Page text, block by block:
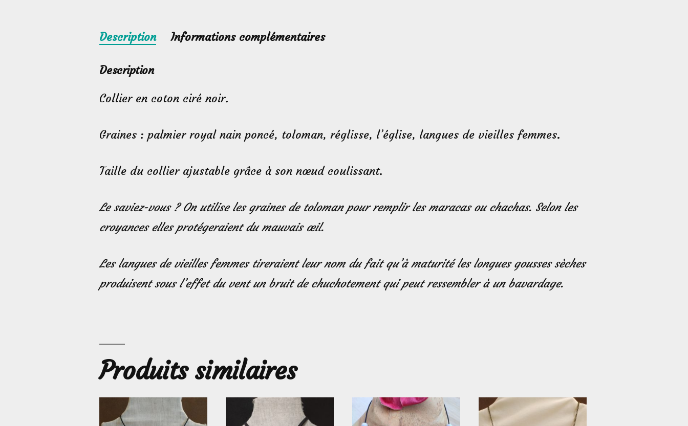
Description Informations complémentaires
Description
Collier en coton ciré noir.
Graines : palmier royal nain poncé, toloman, réglisse, l’église, langues de vieilles femmes.
Taille du collier ajustable grâce à son nœud coulissant.
Le saviez-vous ? On utilise les graines de toloman pour remplir les maracas ou chachas. Selon les
croyances elles protégeraient du mauvais œil.
Les langues de vieilles femmes tireraient leur nom du fait qu’à maturité les longues gousses sèches
produisent sous l’effet du vent un bruit de chuchotement qui peut ressembler à un bavardage.
Produits similaires